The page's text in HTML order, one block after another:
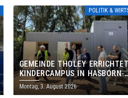
POLITIK &
GEMEINDE THOLEY
KINDERCAMPUS IN HASBORN-
DAUTWEILER FÜR RUND 8,5
MILLIONEN EURO
Montag, 3. August 2026